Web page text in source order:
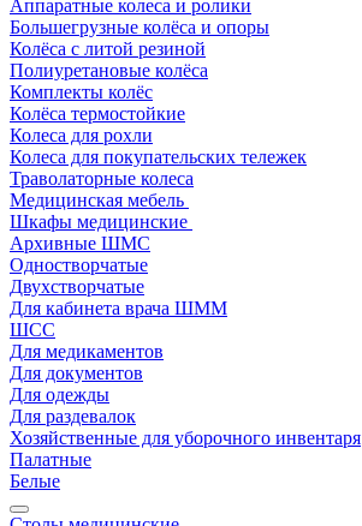
Аппаратные колеса и ролики
Большегрузные колёса и опоры
Колёса с литой резиной
Полиуретановые колёса
Комплекты колёс
Колёса термостойкие
Колеса для рохли
Колеса для покупательских тележек
Траволаторные колеса
Медицинская мебель
Шкафы медицинские
Архивные ШМС
Одностворчатые
Двухстворчатые
Для кабинета врача ШММ
ШСС
Для медикаментов
Для документов
Для одежды
Для раздевалок
Хозяйственные для уборочного инвентаря
Палатные
Белые